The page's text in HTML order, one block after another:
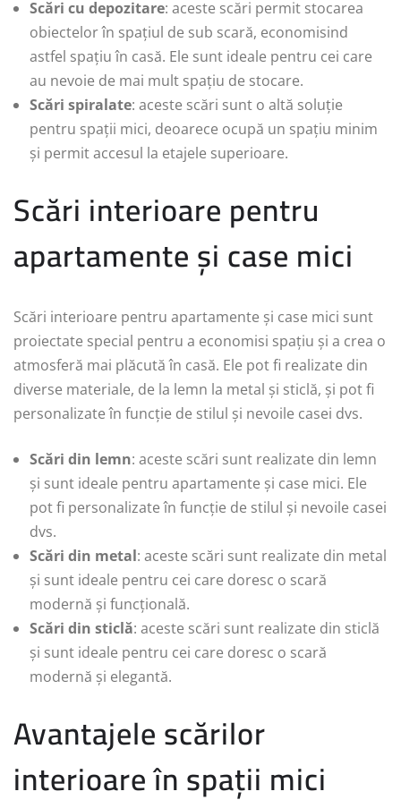
Scări cu depozitare: aceste scări permit stocarea
obiectelor în spațiul de sub scară, economisind
astfel spațiu în casă. Ele sunt ideale pentru cei care
au nevoie de mai mult spațiu de stocare.
Scări spiralate: aceste scări sunt o altă soluție
pentru spații mici, deoarece ocupă un spațiu minim
și permit accesul la etajele superioare.
Scări interioare pentru
apartamente și case mici
Scări interioare pentru apartamente și case mici sunt
proiectate special pentru a economisi spațiu și a crea o
atmosferă mai plăcută în casă. Ele pot fi realizate din
diverse materiale, de la lemn la metal și sticlă, și pot fi
personalizate în funcție de stilul și nevoile casei dvs.
Scări din lemn: aceste scări sunt realizate din lemn
și sunt ideale pentru apartamente și case mici. Ele
pot fi personalizate în funcție de stilul și nevoile casei
dvs.
Scări din metal: aceste scări sunt realizate din metal
și sunt ideale pentru cei care doresc o scară
modernă și funcțională.
Scări din sticlă: aceste scări sunt realizate din sticlă
și sunt ideale pentru cei care doresc o scară
modernă și elegantă.
Avantajele scărilor
interioare în spații mici